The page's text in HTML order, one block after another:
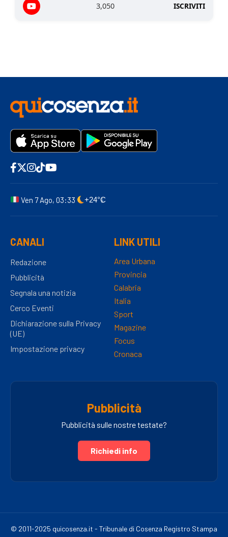
3,050 ISCRIVITI
Ven 7 Ago, 03:33 +24°C
CANALI
Redazione
Pubblicità
Segnala una notizia
Cerco Eventi
Dichiarazione sulla Privacy
(UE)
Impostazione privacy
LINK UTILI
Area Urbana
Provincia
Calabria
Italia
Sport
Magazine
Focus
Cronaca
Pubblicità
Pubblicità sulle nostre testate?
Richiedi info
© 2011-2025 quicosenza.it - Tribunale di Cosenza Registro Stampa